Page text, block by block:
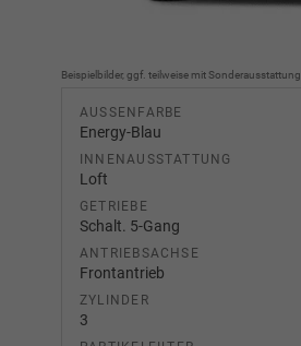
Beispielbilder, ggf. teilweise mit Sonderausstattung
AUSSENFARBE
Energy-Blau
INNENAUSSTATTUNG
Loft
GETRIEBE
Schalt. 5-Gang
ANTRIEBSACHSE
Frontantrieb
ZYLINDER
3